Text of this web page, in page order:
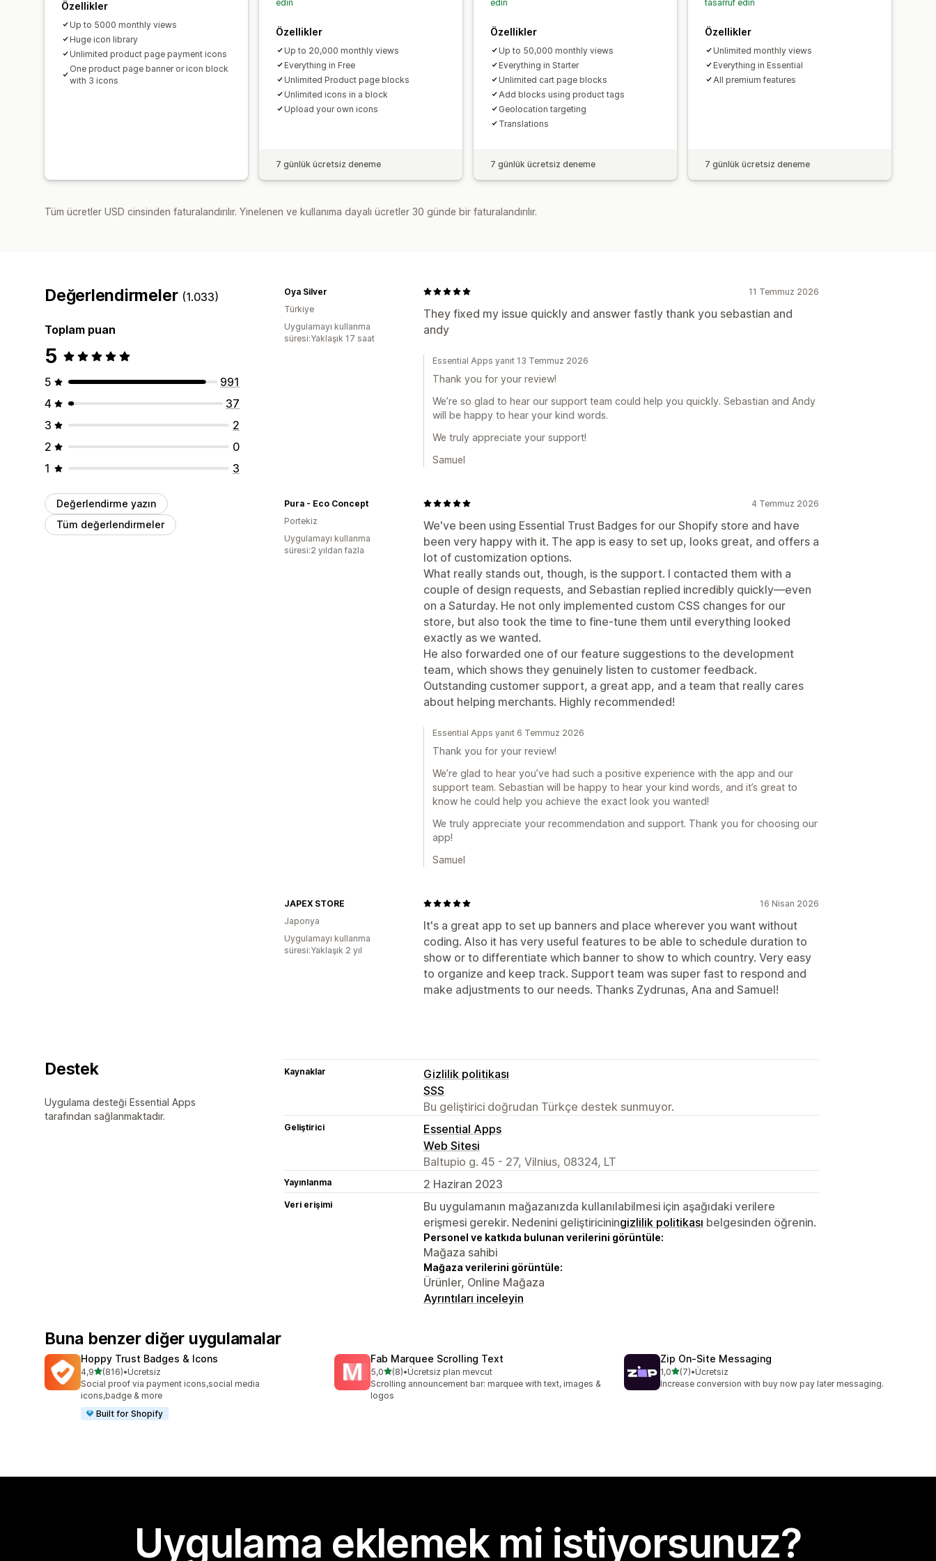
Özellikler
Up to 5000 monthly views
Huge icon library
Unlimited product page payment icons
One product page banner or icon block
with 3 icons
edin
Özellikler
Up to 20,000 monthly views
Everything in Free
Unlimited Product page blocks
Unlimited icons in a block
Upload your own icons
7 günlük ücretsiz deneme
edin
Özellikler
Up to 50,000 monthly views
Everything in Starter
Unlimited cart page blocks
Add blocks using product tags
Geolocation targeting
Translations
7 günlük ücretsiz deneme
tasarruf edin
Özellikler
Unlimited monthly views
Everything in Essential
All premium features
7 günlük ücretsiz deneme
Tüm ücretler USD cinsinden faturalandırılır. Yinelenen ve kullanıma dayalı ücretler 30 günde bir faturalandırılır.
Değerlendirmeler (1.033)
Toplam puan
5
5
991
4
37
3
2
2
0
1
3
Değerlendirme yazın
Tüm değerlendirmeler
11 Temmuz 2026
They fixed my issue quickly and answer fastly thank you sebastian and
andy
Oya Silver
Türkiye
Uygulamayı kullanma
süresi:Yaklaşık 17 saat
Essential Apps yanıt 13 Temmuz 2026
Thank you for your review!
We’re so glad to hear our support team could help you quickly. Sebastian and Andy
will be happy to hear your kind words.
We truly appreciate your support!
Samuel
4 Temmuz 2026
We've been using Essential Trust Badges for our Shopify store and have
been very happy with it. The app is easy to set up, looks great, and offers a
lot of customization options.
What really stands out, though, is the support. I contacted them with a
couple of design requests, and Sebastian replied incredibly quickly—even
on a Saturday. He not only implemented custom CSS changes for our
store, but also took the time to fine-tune them until everything looked
exactly as we wanted.
He also forwarded one of our feature suggestions to the development
team, which shows they genuinely listen to customer feedback.
Outstanding customer support, a great app, and a team that really cares
about helping merchants. Highly recommended!
Pura - Eco Concept
Portekiz
Uygulamayı kullanma
süresi:2 yıldan fazla
Essential Apps yanıt 6 Temmuz 2026
Thank you for your review!
We’re glad to hear you’ve had such a positive experience with the app and our
support team. Sebastian will be happy to hear your kind words, and it’s great to
know he could help you achieve the exact look you wanted!
We truly appreciate your recommendation and support. Thank you for choosing our
app!
Samuel
16 Nisan 2026
It's a great app to set up banners and place wherever you want without
coding. Also it has very useful features to be able to schedule duration to
show or to differentiate which banner to show to which country. Very easy
to organize and keep track. Support team was super fast to respond and
make adjustments to our needs. Thanks Zydrunas, Ana and Samuel!
JAPEX STORE
Japonya
Uygulamayı kullanma
süresi:Yaklaşık 2 yıl
Destek
Uygulama desteği Essential Apps
tarafından sağlanmaktadır.
Kaynaklar
Gizlilik politikası
SSS
Bu geliştirici doğrudan Türkçe destek sunmuyor.
Geliştirici
Essential Apps
Web Sitesi
Baltupio g. 45 - 27, Vilnius, 08324, LT
Yayınlanma 2 Haziran 2023
Veri erişimi
Bu uygulamanın mağazanızda kullanılabilmesi için aşağıdaki verilere
erişmesi gerekir. Nedenini geliştiriciningizlilik politikası belgesinden öğrenin.
Personel ve katkıda bulunan verilerini görüntüle:
Mağaza sahibi
Mağaza verilerini görüntüle:
Ürünler, Online Mağaza
Ayrıntıları inceleyin
Buna benzer diğer uygulamalar
Hoppy Trust Badges & Icons
4,95 yıldız üzerinden
(816)
toplam 816 değerlendirme
•Ücretsiz
Social proof via payment icons,social media
icons,badge & more
Built for Shopify
Fab Marquee Scrolling Text
5,05 yıldız üzerinden
(8)
toplam 8 değerlendirme
•Ücretsiz plan mevcut
Scrolling announcement bar: marquee with text, images &
logos
Zip On‑Site Messaging
1,05 yıldız üzerinden
(7)
toplam 7 değerlendirme
•Ücretsiz
Increase conversion with buy now pay later messaging.
Uygulama eklemek mi istiyorsunuz?